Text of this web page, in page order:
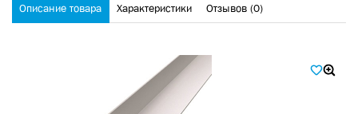
Описание товара Характеристики Отзывов (0)